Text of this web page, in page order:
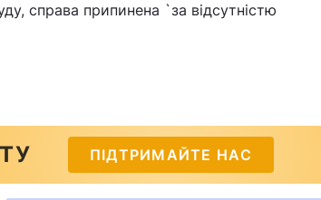
справа припинена `за відсутністю
ПІДТРИМАЙТЕ НАС